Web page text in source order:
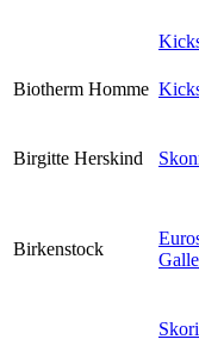
Biotherm Homme
Birgitte Herskind
Birkenstock